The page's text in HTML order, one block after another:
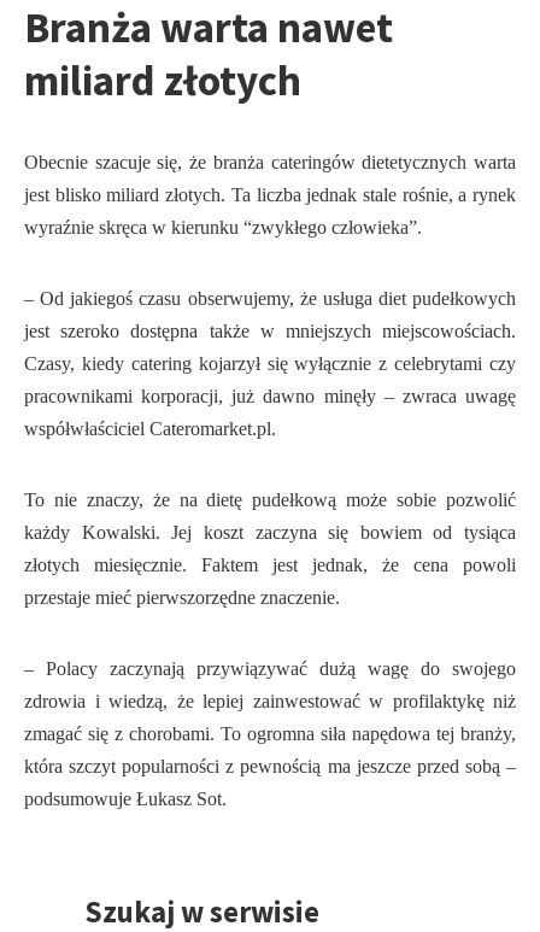
Branża warta nawet
miliard złotych
Obecnie szacuje się, że branża cateringów dietetycznych warta
jest blisko miliard złotych. Ta liczba jednak stale rośnie, a rynek
wyraźnie skręca w kierunku “zwykłego człowieka”.
– Od jakiegoś czasu obserwujemy, że usługa diet pudełkowych
jest szeroko dostępna także w mniejszych miejscowościach.
Czasy, kiedy catering kojarzył się wyłącznie z celebrytami czy
pracownikami korporacji, już dawno minęły – zwraca uwagę
współwłaściciel Cateromarket.pl.
To nie znaczy, że na dietę pudełkową może sobie pozwolić
każdy Kowalski. Jej koszt zaczyna się bowiem od tysiąca
złotych miesięcznie. Faktem jest jednak, że cena powoli
przestaje mieć pierwszorzędne znaczenie.
– Polacy zaczynają przywiązywać dużą wagę do swojego
zdrowia i wiedzą, że lepiej zainwestować w profilaktykę niż
zmagać się z chorobami. To ogromna siła napędowa tej branży,
która szczyt popularności z pewnością ma jeszcze przed sobą –
podsumowuje Łukasz Sot.
PrzejdźSzukaj w serwisie